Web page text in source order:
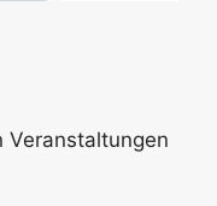
Veranstaltungen